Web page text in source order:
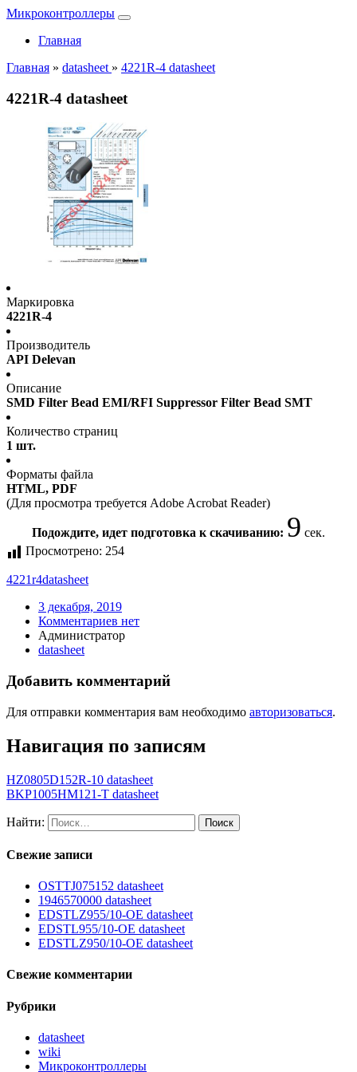
Микроконтроллеры
Главная
Главная » datasheet » 4221R-4 datasheet
4221R-4 datasheet
Маркировка
4221R-4
Производитель
API Delevan
Описание
SMD Filter Bead EMI/RFI Suppressor Filter Bead SMT
Количество страниц
1 шт.
Форматы файла
HTML, PDF
(Для просмотра требуется Adobe Acrobat Reader)
Подождите, идет подготовка к скачиванию: 9 сек.
Просмотрено: 254
4221r4datasheet
3 декабря, 2019
Комментариев нет
Администратор
datasheet
Добавить комментарий
Для отправки комментария вам необходимо авторизоваться.
Навигация по записям
HZ0805D152R-10 datasheet
BKP1005HM121-T datasheet
Найти:
Свежие записи
OSTTJ075152 datasheet
1946570000 datasheet
EDSTLZ955/10-OE datasheet
EDSTL955/10-OE datasheet
EDSTLZ950/10-OE datasheet
Свежие комментарии
Рубрики
datasheet
wiki
Микроконтроллеры